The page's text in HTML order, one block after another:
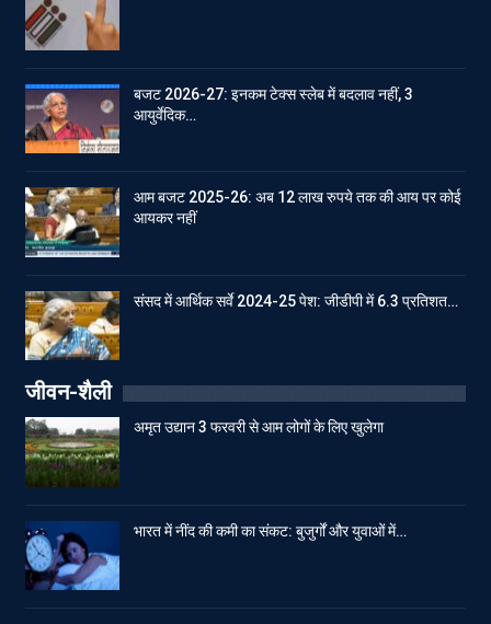
बजट 2026-27: इनकम टेक्स स्लेब में बदलाव नहीं, 3
आयुर्वेदिक…
आम बजट 2025-26: अब 12 लाख रुपये तक की आय पर कोई
आयकर नहीं
संसद में आर्थिक सर्वे 2024-25 पेश: जीडीपी में 6.3 प्रतिशत…
जीवन-शैली
अमृत उद्यान 3 फरवरी से आम लोगों के लिए खुलेगा
भारत में नींद की कमी का संकट: बुजुर्गों और युवाओं में…